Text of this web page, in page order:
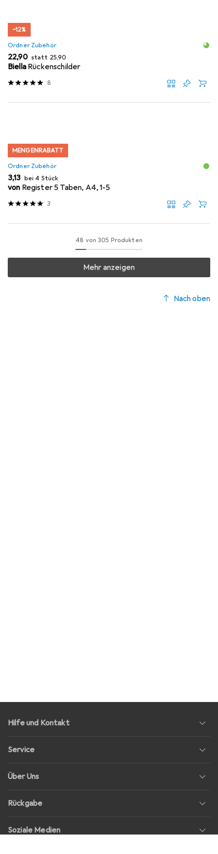
−12%
Ordner Zubehör
EUR
22,90 statt EUR
25,90
Biella Rückenschilder
8
MENGENRABATT
Ordner Zubehör
EUR
3,13 bei 4 Stück
von Register 5 Taben, A4, 1-5
3
48 von 305 Produkten
Mehr anzeigen
Nach oben
Hilfe und Kontakt
Service
Über Uns
Rückgabe
Soziale Medien